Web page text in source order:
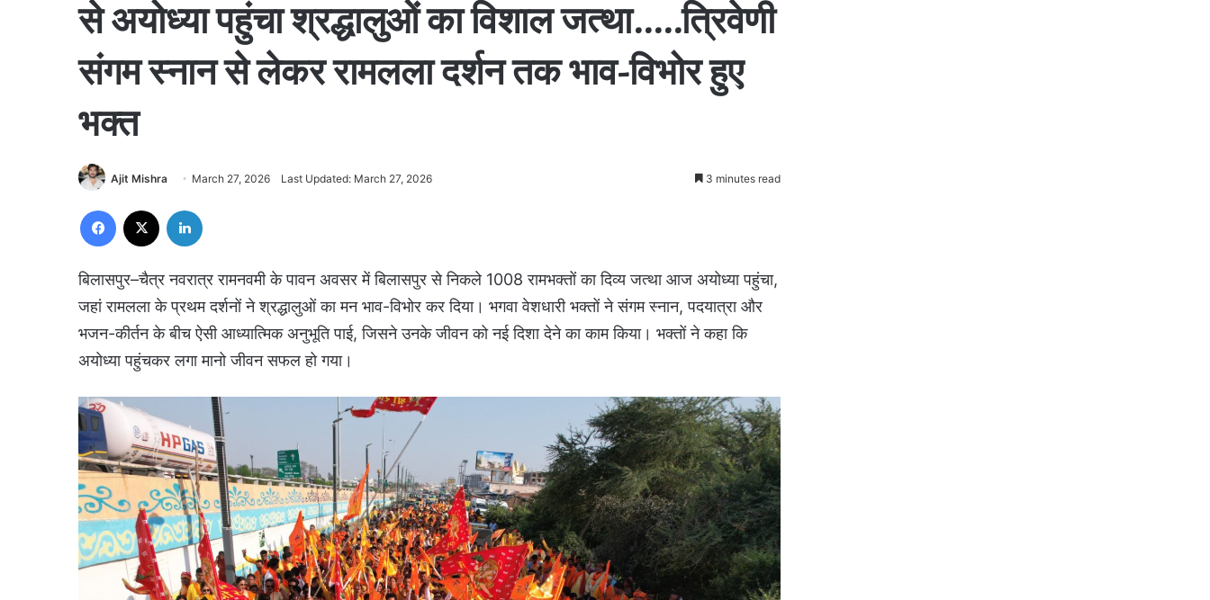
से अयोध्या पहुंचा श्रद्धालुओं का विशाल जत्था…..त्रिवेणी
संगम स्नान से लेकर रामलला दर्शन तक भाव-विभोर हुए
भक्त
Ajit Mishra March 27, 2026 Last Updated: March 27, 2026 3 minutes read
Facebook
बिलासपुर–चैत्र नवरात्र रामनवमी के पावन अवसर में बिलासपुर से निकले 1008 रामभक्तों का दिव्य जत्था आज अयोध्या पहुंचा,
जहां रामलला के प्रथम दर्शनों ने श्रद्धालुओं का मन भाव-विभोर कर दिया। भगवा वेशधारी भक्तों ने संगम स्नान, पदयात्रा और
भजन-कीर्तन के बीच ऐसी आध्यात्मिक अनुभूति पाई, जिसने उनके जीवन को नई दिशा देने का काम किया। भक्तों ने कहा कि
अयोध्या पहुंचकर लगा मानो जीवन सफल हो गया।